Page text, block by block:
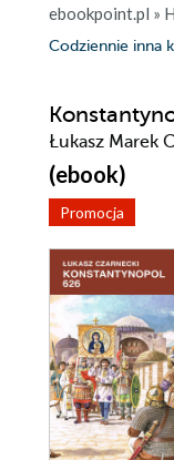
ebookpoint.pl »
Codziennie inna
Łukasz Marek
(ebook)
Promocja